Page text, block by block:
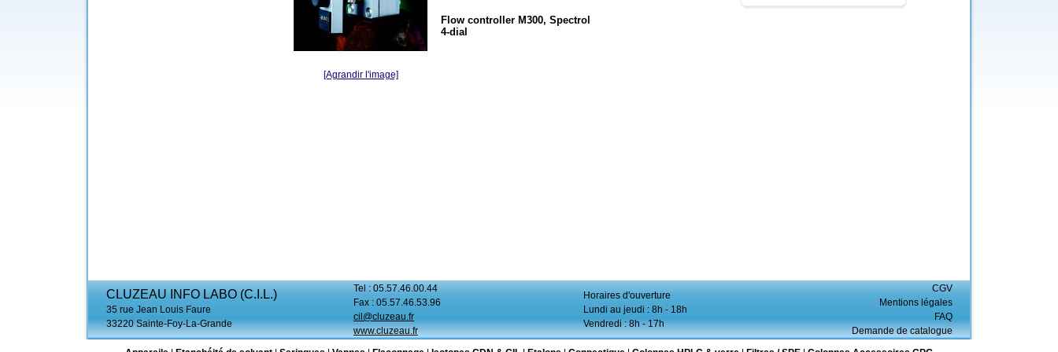
[Agrandir l'image]
Flow controller M300, Spectrol
4-dial
CLUZEAU INFO LABO (C.I.L.)
35 rue Jean Louis Faure
33220 Sainte-Foy-La-Grande
Tel : 05.57.46.00.44
Fax : 05.57.46.53.96
cil@cluzeau.fr
www.cluzeau.fr
Horaires d'ouverture
Lundi au jeudi : 8h - 18h
Vendredi : 8h - 17h
CGV
Mentions légales
FAQ
Demande de catalogue